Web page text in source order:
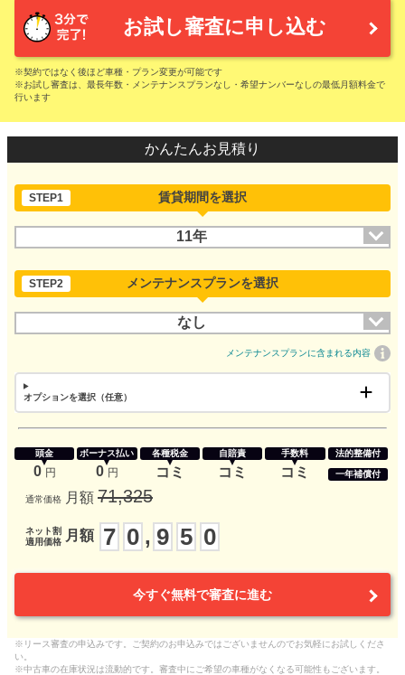
お試し審査に申し込む
※契約ではなく後ほど車種・プラン変更が可能です
※お試し審査は、最長年数・メンテナンスプランなし・希望ナンバーなしの最低月額料金で
行います
かんたんお見積り
STEP1 賃貸期間を選択
11年
STEP2 メンテナンスプランを選択
なし
メンテナンスプランに含まれる内容
オプションを選択（任意）
頭金
0 円
ボーナス払い
0 円
各種税金
コミ
自賠責
コミ
手数料
コミ
法的整備付
一年補償付
通常価格 月額 71,325
ネット割
適用価格
月額 7 0 , 9 5 0
今すぐ無料で審査に進む
※リース審査の申込みです。ご契約のお申込みではございませんのでお気軽にお試しくださ
い。
※中古車の在庫状況は流動的です。審査中にご希望の車種がなくなる可能性もございます。